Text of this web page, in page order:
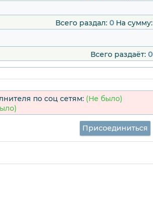
Всего раздал: 0На
Всего раздаёт: 0
по соц сетям: (Не было)
Присоединиться